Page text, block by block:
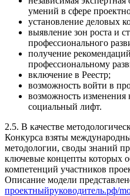
умений в сфере
установление деловых
выявление зон роста и
профессионального
получение
профессиональному
включение в Реестр;
возможность войти в
возможность изменения
социальный лифт.
2.5. В качестве
Конкурса взяты
методологии, своды знаний
ключевые концепты которых
компетенций участников
Описание модели
проектныйруководитель.рф/